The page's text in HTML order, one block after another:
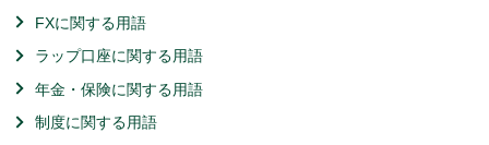
FXに関する用語
ラップ口座に関する用語
年金・保険に関する用語
制度に関する用語